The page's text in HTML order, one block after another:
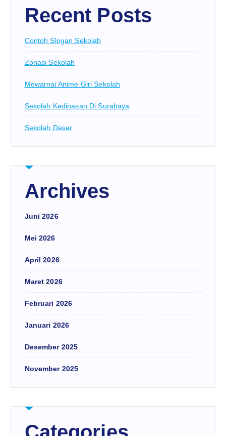
Recent Posts
Contoh Slogan Sekolah
Zonasi Sekolah
Mewarnai Anime Girl Sekolah
Sekolah Kedinasan Di Surabaya
Sekolah Dasar
Archives
Juni 2026
Mei 2026
April 2026
Maret 2026
Februari 2026
Januari 2026
Desember 2025
November 2025